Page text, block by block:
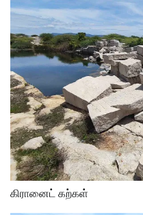
கிரானைட் கற்கள்